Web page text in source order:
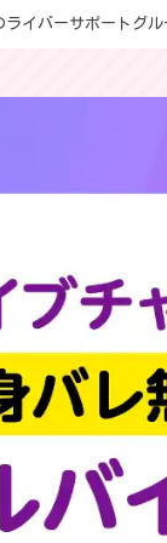
イバーサポートグル